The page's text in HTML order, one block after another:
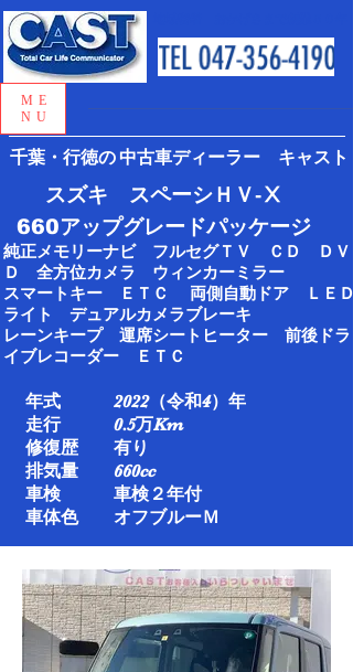
千葉・行徳の中古車ディーラー キャスト
ME
NU
スズキ スペーシＨＶ‐Ⅹ
​660アップグレードパッケージ
純正メモリーナビ フルセグＴＶ ＣＤ ＤＶ
Ｄ 全方位カメラ ウィンカーミラー
スマートキー ＥＴＣ 両側自動ドア ＬＥＤ
ライト デュアルカメラブレーキ
レーンキープ 運席シートヒーター 前後ドラ
イブレコーダー ＥＴＣ
年式 2022（令和4）年
走行 0.5万Km​
修復歴 有り
排気量 660cc
車検 車検２年付
車体色 オフブルーＭ